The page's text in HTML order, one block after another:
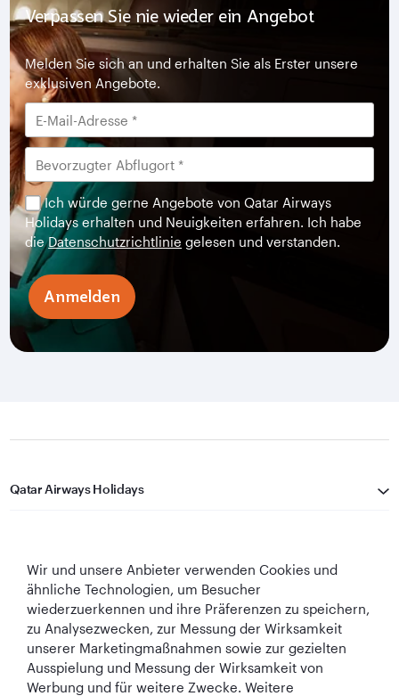
Verpassen Sie nie wieder ein Angebot
Melden Sie sich an und erhalten Sie als Erster unsere
exklusiven Angebote.
Ich würde gerne Angebote von Qatar Airways
Holidays erhalten und Neuigkeiten erfahren. Ich habe
dieDatenschutzrichtlinie gelesen und verstanden.
Anmelden
Qatar Airways Holidays
In Verbindung bleiben
Wir und unsere Anbieter verwenden Cookies und
ähnliche Technologien, um Besucher
wiederzuerkennen und ihre Präferenzen zu speichern,
zu Analysezwecken, zur Messung der Wirksamkeit
unserer Marketingmaßnahmen sowie zur gezielten
Ausspielung und Messung der Wirksamkeit von
Werbung und für weitere Zwecke. Weitere